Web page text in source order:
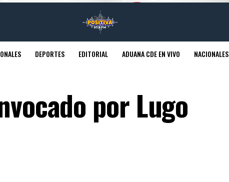
DEPORTES EDITORIAL ADUANA CDE EN VIVO NACIONALES
por Lugo